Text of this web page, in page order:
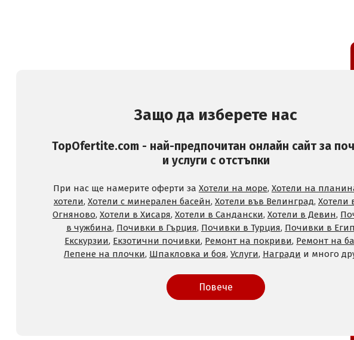
Защо да изберете нас
TopOfertite.com - най-предпочитан онлайн сайт за
и услуги с отстъпки
При нас ще намерите оферти за Хотели на море, Хотели на
хотели, Хотели с минерален басейн, Хотели във Велинград, Хотели
Огняново, Хотели в Хисаря, Хотели в Сандански, Хотели в Девин,
в чужбина, Почивки в Гърция, Почивки в Турция, Почивки в
Екскурзии, Екзотични почивки, Ремонт на покриви, Ремонт на
Лепене на плочки, Шпакловка и боя, Услуги, Награди и много
Повече